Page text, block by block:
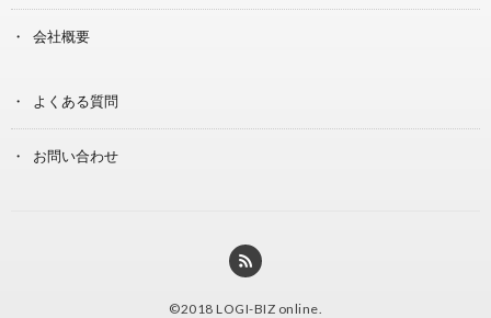
会社概要
よくある質問
お問い合わせ
©2018 LOGI-BIZ online.